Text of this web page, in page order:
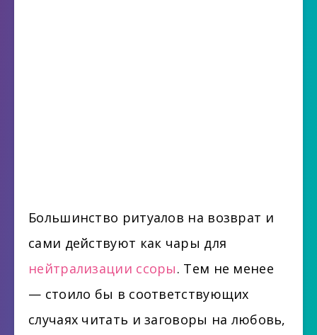
Большинство ритуалов на возврат и
сами действуют как чары для
нейтрализации ссоры. Тем не менее
— стоило бы в соответствующих
случаях читать и заговоры на любовь,